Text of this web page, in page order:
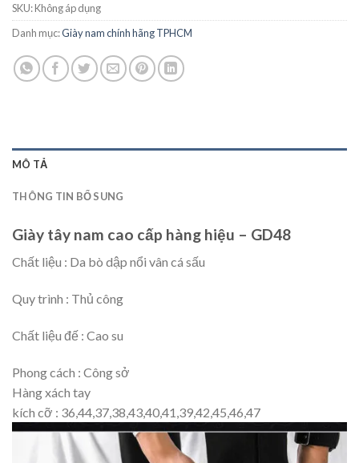
SKU:Không áp dụng
Danh mục:Giày nam chính hãng TPHCM
MÔ TẢ
THÔNG TIN BỔ SUNG
Giày tây nam cao cấp hàng hiệu – GD48
Chất liệu : Da bò dập nổi vân cá sấu
Quy trình : Thủ công
Chất liệu đế : Cao su
Phong cách : Công sở
Hàng xách tay
kích cỡ : 36,44,37,38,43,40,41,39,42,45,46,47